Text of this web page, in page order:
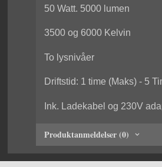
50 Watt. 5000 lumen
3500 og 6000 Kelvin
To lysnivåer
Driftstid: 1 time (Maks) - 5
Ink. Ladekabel og 230V
Produktanmeldelser (0)